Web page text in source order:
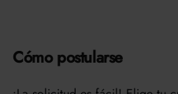
Cómo postularse